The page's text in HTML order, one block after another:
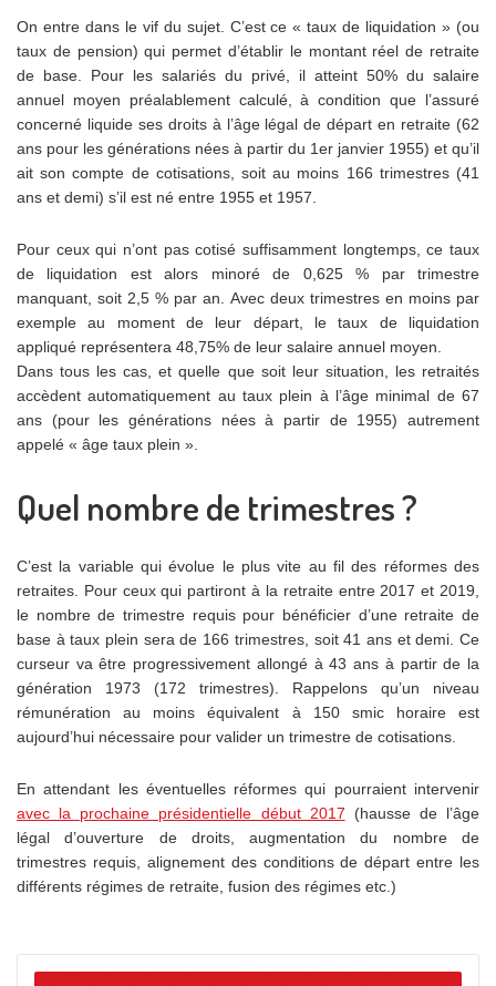
On entre dans le vif du sujet. C’est ce « taux de liquidation » (ou
taux de pension) qui permet d’établir le montant réel de retraite
de base. Pour les salariés du privé, il atteint 50% du salaire
annuel moyen préalablement calculé, à condition que l’assuré
concerné liquide ses droits à l’âge légal de départ en retraite (62
ans pour les générations nées à partir du 1er janvier 1955) et qu’il
ait son compte de cotisations, soit au moins 166 trimestres (41
ans et demi) s’il est né entre 1955 et 1957.
Pour ceux qui n’ont pas cotisé suffisamment longtemps, ce taux
de liquidation est alors minoré de 0,625 % par trimestre
manquant, soit 2,5 % par an. Avec deux trimestres en moins par
exemple au moment de leur départ, le taux de liquidation
appliqué représentera 48,75% de leur salaire annuel moyen.
Dans tous les cas, et quelle que soit leur situation, les retraités
accèdent automatiquement au taux plein à l’âge minimal de 67
ans (pour les générations nées à partir de 1955) autrement
appelé « âge taux plein ».
Quel nombre de trimestres ?
C’est la variable qui évolue le plus vite au fil des réformes des
retraites. Pour ceux qui partiront à la retraite entre 2017 et 2019,
le nombre de trimestre requis pour bénéficier d’une retraite de
base à taux plein sera de 166 trimestres, soit 41 ans et demi. Ce
curseur va être progressivement allongé à 43 ans à partir de la
génération 1973 (172 trimestres). Rappelons qu’un niveau
rémunération au moins équivalent à 150 smic horaire est
aujourd’hui nécessaire pour valider un trimestre de cotisations.
En attendant les éventuelles réformes qui pourraient intervenir
avec la prochaine présidentielle début 2017 (hausse de l’âge
légal d’ouverture de droits, augmentation du nombre de
trimestres requis, alignement des conditions de départ entre les
différents régimes de retraite, fusion des régimes etc.)